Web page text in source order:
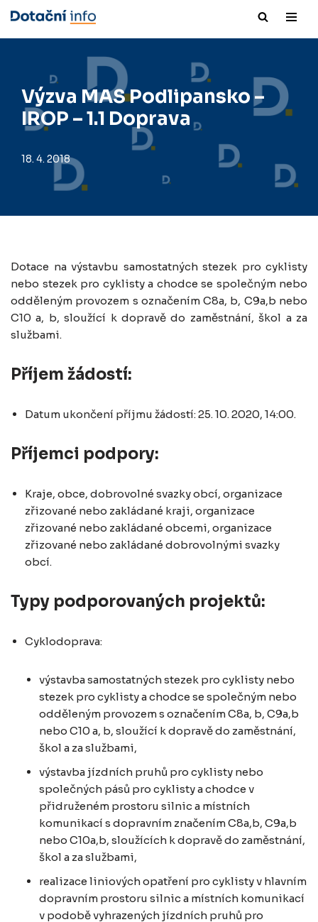
Přeskočit
Výzva MAS Podlipansko –
IROP – 1.1 Doprava
18. 4. 2018
Dotace na výstavbu samostatných stezek pro cyklisty
nebo stezek pro cyklisty a chodce se společným nebo
odděleným provozem s označením C8a, b, C9a,b nebo
C10 a, b, sloužící k dopravě do zaměstnání, škol a za
službami.
Příjem žádostí:
Datum ukončení příjmu žádostí: 25. 10. 2020, 14:00.
Příjemci podpory:
Kraje, obce, dobrovolné svazky obcí, organizace
zřizované nebo zakládané kraji, organizace
zřizované nebo zakládané obcemi, organizace
zřizované nebo zakládané dobrovolnými svazky
obcí.
Typy podporovaných projektů:
Cyklodoprava:
výstavba samostatných stezek pro cyklisty nebo
stezek pro cyklisty a chodce se společným nebo
odděleným provozem s označením C8a, b, C9a,b
nebo C10 a, b, sloužící k dopravě do zaměstnání,
škol a za službami,
výstavba jízdních pruhů pro cyklisty nebo
společných pásů pro cyklisty a chodce v
přidruženém prostoru silnic a místních
komunikací s dopravním značením C8a,b, C9a,b
nebo C10a,b, sloužících k dopravě do zaměstnání,
škol a za službami,
realizace liniových opatření pro cyklisty v hlavním
dopravním prostoru silnic a místních komunikací
v podobě vyhrazených jízdních pruhů pro